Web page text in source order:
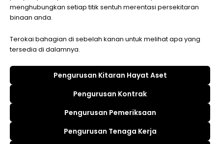
menghubungkan setiap titik sentuh merentasi persekitaran
binaan anda.
Terokai bahagian di sebelah kanan untuk melihat apa yang
tersedia di dalamnya.
Pengurusan Kitaran Hayat Aset
Pengurusan Kontrak
Pengurusan Pemeriksaan
Pengurusan Tenaga Kerja